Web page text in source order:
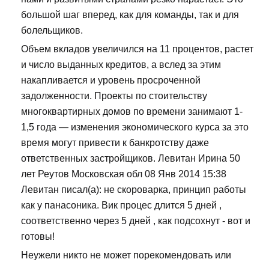
большой шаг вперед, как для команды, так и для
болельщиков.
Объем вкладов увеличился на 11 процентов, растет
и число выданных кредитов, а вслед за этим
накапливается и уровень просроченной
задолженности. Проекты по стоительству
многоквартирных домов по времени занимают 1-
1,5 года — изменения экономического курса за это
время могут привести к банкротству даже
ответственных застройщиков. Левитан Ирина 50
лет Реутов Московская обл 08 Янв 2014 15:38
Левитан писал(а): не скороварка, принцип работы
как у панасоника. Вик процес длится 5 дней ,
соответственно через 5 дней , как подсохнут - вот и
готовы!
Неужели никто не может порекомендовать или